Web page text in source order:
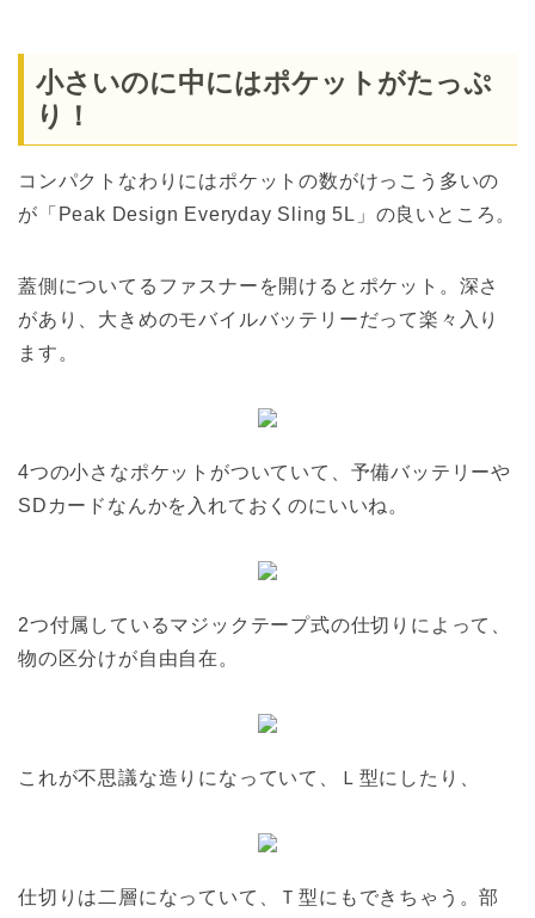
小さいのに中にはポケットがたっぷ
り！
コンパクトなわりにはポケットの数がけっこう多いの
が「Peak Design Everyday Sling 5L」の良いところ。
蓋側についてるファスナーを開けるとポケット。深さ
があり、大きめのモバイルバッテリーだって楽々入り
ます。
4つの小さなポケットがついていて、予備バッテリーや
SDカードなんかを入れておくのにいいね。
2つ付属しているマジックテープ式の仕切りによって、
物の区分けが自由自在。
これが不思議な造りになっていて、Ｌ型にしたり、
仕切りは二層になっていて、Ｔ型にもできちゃう。部